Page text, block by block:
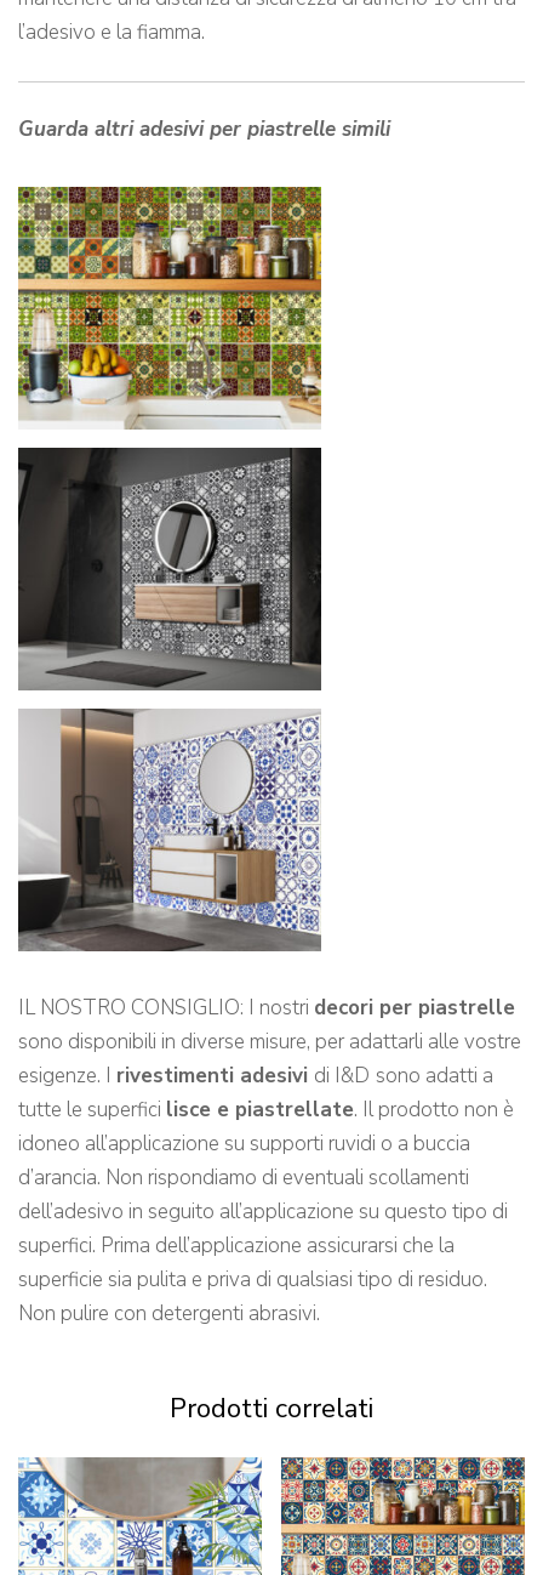
l’adesivo e la fiamma.
Guarda altri adesivi per piastrelle simili
IL NOSTRO CONSIGLIO: I nostri decori per piastrelle
sono disponibili in diverse misure, per adattarli alle vostre
esigenze. I rivestimenti adesivi di I&D sono adatti a
tutte le superfici lisce e piastrellate. Il prodotto non è
idoneo all’applicazione su supporti ruvidi o a buccia
d’arancia. Non rispondiamo di eventuali scollamenti
dell’adesivo in seguito all’applicazione su questo tipo di
superfici. Prima dell’applicazione assicurarsi che la
superficie sia pulita e priva di qualsiasi tipo di residuo.
Non pulire con detergenti abrasivi.
Prodotti correlati